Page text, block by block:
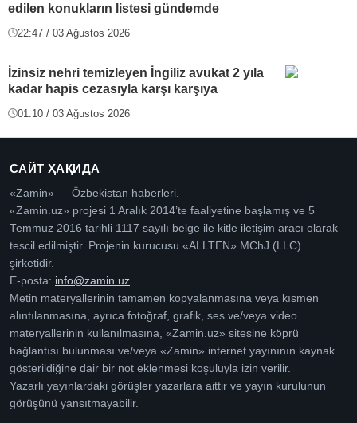
edilen konukların listesi gündemde
22:47 / 03 Ağustos 2026
İzinsiz nehri temizleyen İngiliz avukat 2 yıla
kadar hapis cezasıyla karşı karşıya
01:10 / 03 Ağustos 2026
САЙТ ҲАҚИДА
«Zamin» — Özbekistan haberleri.
«Zamin.uz» projesi 1 Aralık 2014’te faaliyetine başlamış ve 5
Temmuz 2016 tarihli 1117 sayılı belge ile kitle iletişim aracı olarak
tescil edilmiştir. Projenin kurucusu «ALLTEN» MChJ (LLC)
şirketidir.
E-posta: info@zamin.uz
Metin materyallerinin tamamen kopyalanmasına veya kısmen
alıntılanmasına, ayrıca fotoğraf, grafik, ses ve/veya video
materyallerinin kullanılmasına, «Zamin.uz» sitesine köprü
bağlantısı bulunması ve/veya «Zamin» internet yayınının kaynak
gösterildiğine dair bir not eklenmesi koşuluyla izin verilir.
Yazarlı yayınlardaki görüşler yazarlara aittir ve yayın kurulunun
görüşünü yansıtmayabilir.